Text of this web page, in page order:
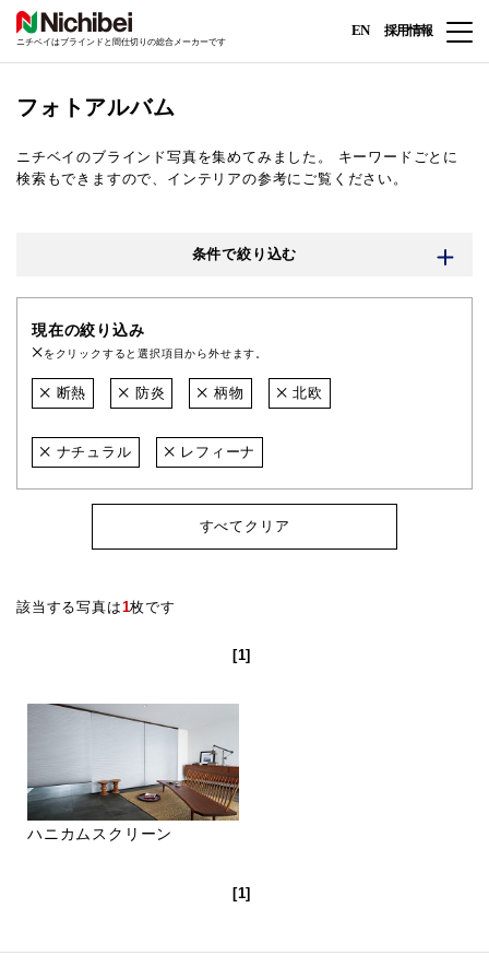
ニチベイはブラインドと間仕切りの総合メーカーです
EN 採用情報
フォトアルバム
ニチベイのブラインド写真を集めてみました。
キーワードごとに
検索もできますので、インテリアの参考にご覧ください。
条件で絞り込む
現在の絞り込み
をクリックすると選択項目から外せます。
断熱 防炎 柄物 北欧
ナチュラル レフィーナ
すべてクリア
該当する写真は1枚です
[1]
ハニカムスクリーン
[1]